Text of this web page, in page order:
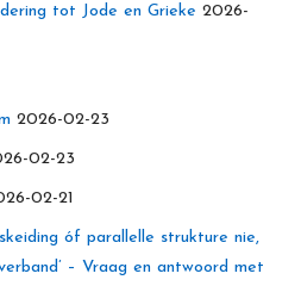
tot Jode en Grieke 2026-
2026-02-23
02-23
02-21
óf parallelle strukture nie,
– Vraag en antwoord met